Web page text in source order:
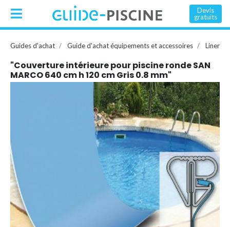
Devis
gratuits
Guides d'achat Guide d'achat équipements et accessoires Liner
"Couverture intérieure pour piscine ronde SAN
MARCO 640 cm h 120 cm Gris 0.8 mm"